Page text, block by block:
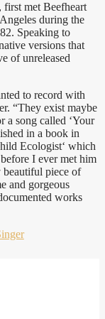
met Beefheart
during the
Speaking to
versions that
of unreleased
to record with
“They exist maybe
a song called ‘Your
in a book in
Ecologist‘ which
I ever met him
beautiful piece of
and gorgeous
works